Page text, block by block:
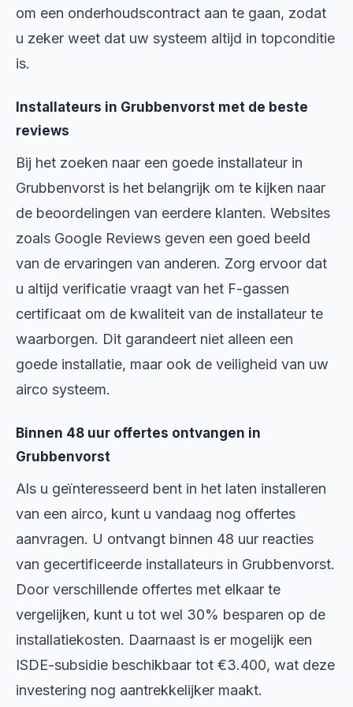
om een onderhoudscontract aan te gaan, zodat
u zeker weet dat uw systeem altijd in topconditie
is.
Installateurs in Grubbenvorst met de beste
reviews
Bij het zoeken naar een goede installateur in
Grubbenvorst is het belangrijk om te kijken naar
de beoordelingen van eerdere klanten. Websites
zoals Google Reviews geven een goed beeld
van de ervaringen van anderen. Zorg ervoor dat
u altijd verificatie vraagt van het F-gassen
certificaat om de kwaliteit van de installateur te
waarborgen. Dit garandeert niet alleen een
goede installatie, maar ook de veiligheid van uw
airco systeem.
Binnen 48 uur offertes ontvangen in
Grubbenvorst
Als u geïnteresseerd bent in het laten installeren
van een airco, kunt u vandaag nog offertes
aanvragen. U ontvangt binnen 48 uur reacties
van gecertificeerde installateurs in Grubbenvorst.
Door verschillende offertes met elkaar te
vergelijken, kunt u tot wel 30% besparen op de
installatiekosten. Daarnaast is er mogelijk een
ISDE-subsidie beschikbaar tot €3.400, wat deze
investering nog aantrekkelijker maakt.